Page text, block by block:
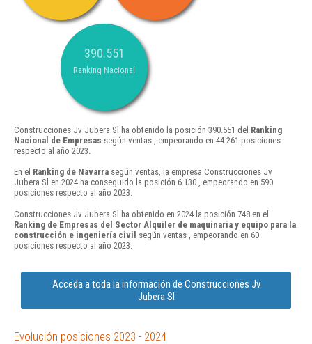
390.551
Ranking Nacional
Construcciones Jv Jubera Sl ha obtenido la posición 390.551 del Ranking
Nacional de Empresas según ventas , empeorando en 44.261 posiciones
respecto al año 2023.
En el Ranking de Navarra según ventas, la empresa Construcciones Jv
Jubera Sl en 2024 ha conseguido la posición 6.130 , empeorando en 590
posiciones respecto al año 2023.
Construcciones Jv Jubera Sl ha obtenido en 2024 la posición 748 en el
Ranking de Empresas del Sector Alquiler de maquinaria y equipo para la
construcción e ingeniería civil según ventas , empeorando en 60
posiciones respecto al año 2023.
Acceda a toda la información de Construcciones Jv
Jubera Sl
Evolución posiciones 2023 - 2024